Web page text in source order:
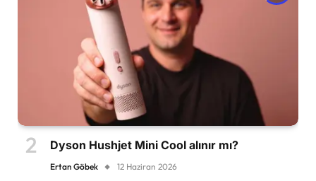
Dyson Hushjet Mini Cool alınır mı?
Ertan Göbek 12 Haziran 2026